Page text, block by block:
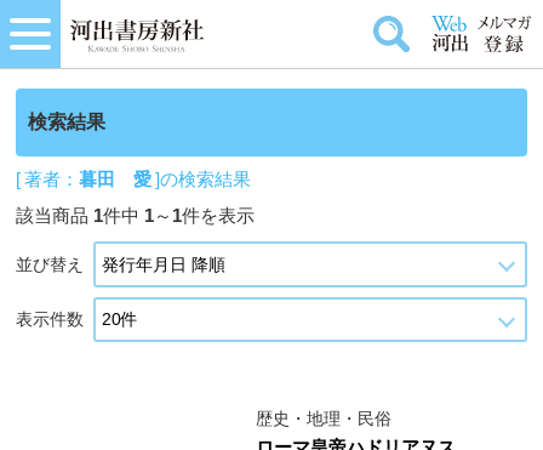
検索結果
[ 著者：暮田 愛]の検索結果
該当商品 1件中 1～ 1件を表示
並び替え
表示件数
歴史・地理・民俗